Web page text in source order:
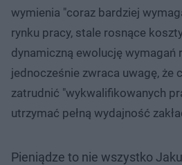
wymienia "coraz bardziej
rynku pracy, stale rosnące
dynamiczną ewolucję wymagań
jednocześnie zwraca uwagę, że
zatrudnić "wykwalifikowanych
utrzymać pełną wydajność
Pieniądze to nie wszystko